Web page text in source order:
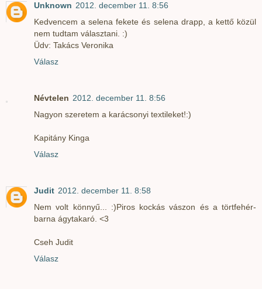
Unknown 2012. december 11. 8:56
Kedvencem a selena fekete és selena drapp, a kettő közül
nem tudtam választani. :)
Üdv: Takács Veronika
Válasz
Névtelen 2012. december 11. 8:56
Nagyon szeretem a karácsonyi textileket!:)
Kapitány Kinga
Válasz
Judit 2012. december 11. 8:58
Nem volt könnyű... :)Piros kockás vászon és a törtfehér-
barna ágytakaró. <3
Cseh Judit
Válasz